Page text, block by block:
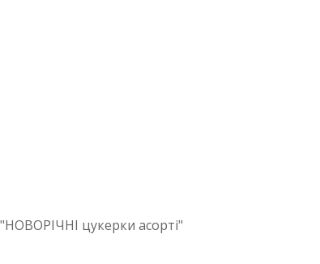
цукерки асорті"